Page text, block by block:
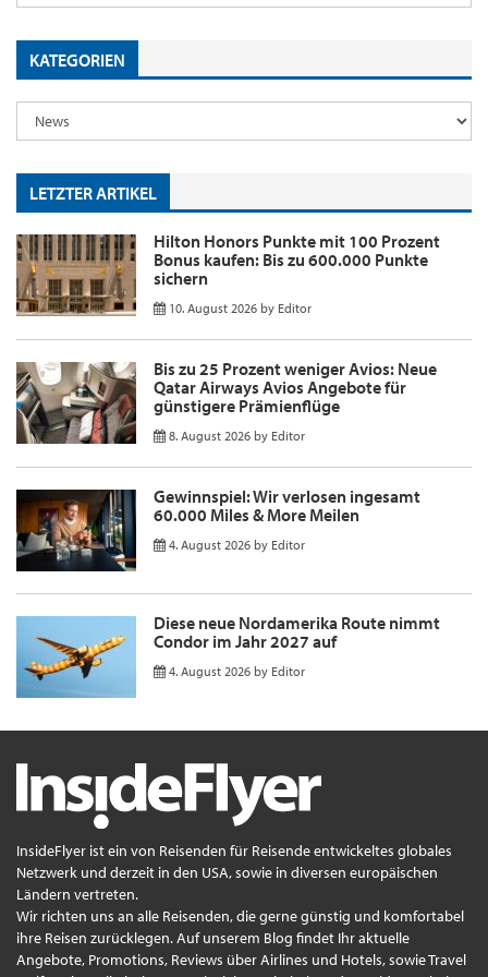
KATEGORIEN
LETZTER ARTIKEL
Hilton Honors Punkte mit 100 Prozent
Bonus kaufen: Bis zu 600.000 Punkte
sichern
10. August 2026 by Editor
Bis zu 25 Prozent weniger Avios: Neue
Qatar Airways Avios Angebote für
günstigere Prämienflüge
8. August 2026 by Editor
Gewinnspiel: Wir verlosen ingesamt
60.000 Miles & More Meilen
4. August 2026 by Editor
Diese neue Nordamerika Route nimmt
Condor im Jahr 2027 auf
4. August 2026 by Editor
InsideFlyer ist ein von Reisenden für Reisende entwickeltes globales
Netzwerk und derzeit in den USA, sowie in diversen europäischen
Ländern vertreten.
Wir richten uns an alle Reisenden, die gerne günstig und komfortabel
ihre Reisen zurücklegen. Auf unserem Blog findet Ihr aktuelle
Angebote, Promotions, Reviews über Airlines und Hotels, sowie Travel